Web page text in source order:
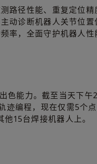
路径性能、重复定位精
动诊断机器人关节位置
率，全面守护机器人性
色能力。截至当天下
编程，现在仅需5个
15台焊接机器人上。